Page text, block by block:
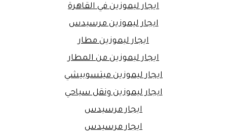
ايجار ليموزين في القاهرة
ايجار ليموزين مرسيدس
ايجار ليموزين مطار
ايجار ليموزين من المطار
ايجار ليموزين ميتسوبيشي
ايجار ليموزين ونقل سياحي
ايجار مرسيدس
ايجار مرسيدس